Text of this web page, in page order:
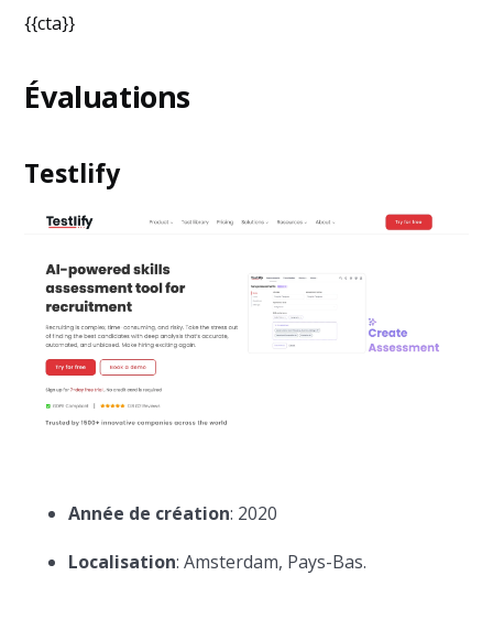
{{cta}}
Évaluations
Testlify
Année de création: 2020
Localisation: Amsterdam, Pays-Bas.